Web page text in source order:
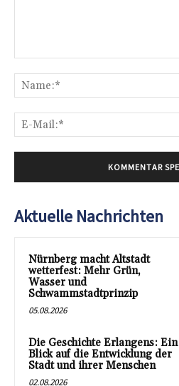
Aktuelle Nachrichten
Nürnberg macht Altstadt
wetterfest: Mehr Grün,
Wasser und
Schwammstadtprinzip
05.08.2026
Die Geschichte Erlangens: Ein
Blick auf die Entwicklung der
Stadt und ihrer Menschen
02.08.2026